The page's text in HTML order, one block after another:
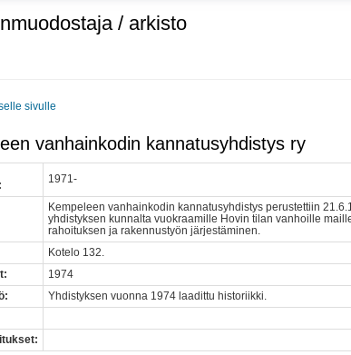
/ arkisto
sivulle
vanhainkodin kannatusyhdistys ry
1971-
Kempeleen vanhainkodin kannatusyhdistys perustettiin
yhdistyksen kunnalta vuokraamille Hovin tilan vanhoille
rahoituksen ja rakennustyön järjestäminen.
Kotelo 132.
1974
Yhdistyksen vuonna 1974 laadittu historiikki.